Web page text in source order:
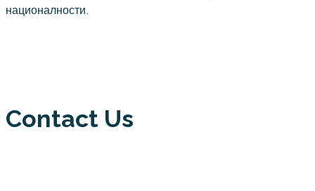
националности.
Contact Us